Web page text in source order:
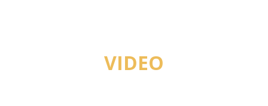
Revista "Orizonturi Teologice"
VIDEO